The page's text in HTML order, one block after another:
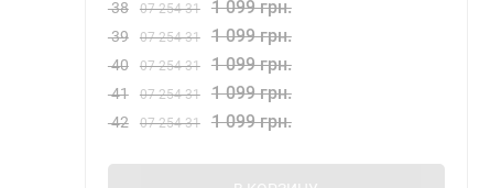
38 07 254 31 1 099 грн.
39 07 254 31 1 099 грн.
40 07 254 31 1 099 грн.
41 07 254 31 1 099 грн.
42 07 254 31 1 099 грн.